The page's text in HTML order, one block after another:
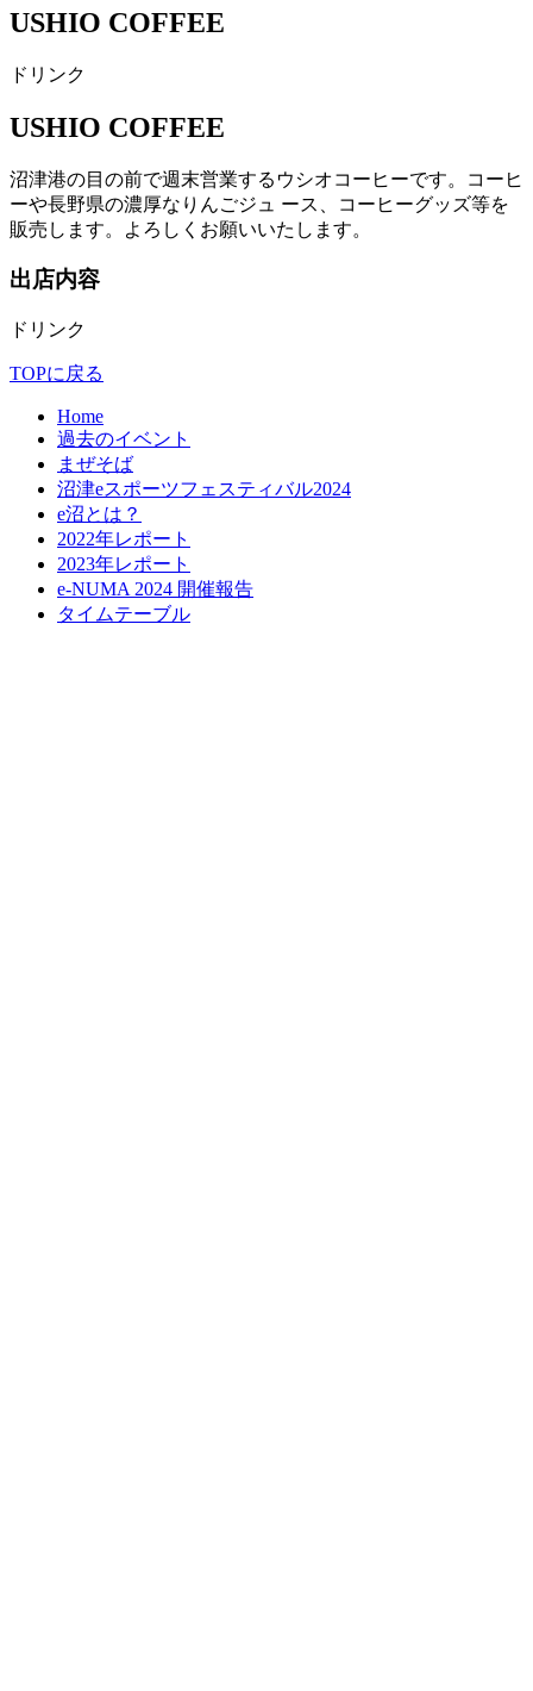
USHIO COFFEE
ドリンク
USHIO COFFEE
沼津港の目の前で週末営業するウシオコーヒーです。コーヒ
ーや⻑野県の濃厚なりんごジュ ース、コーヒーグッズ等を
販売します。よろしくお願いいたします。
出店内容
ドリンク
TOPに戻る
Home
過去のイベント
まぜそば
沼津eスポーツフェスティバル2024
e沼とは？
2022年レポート
2023年レポート
e-NUMA 2024 開催報告
タイムテーブル